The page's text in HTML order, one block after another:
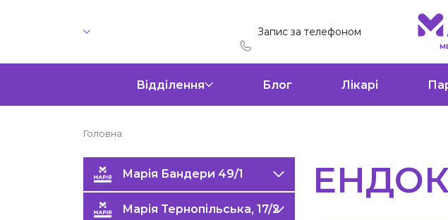
Запис за телефоном
Відділення Блог Лікарі
Головна
Марія Бандери 49/1
Марія Тернопільська, 17/2